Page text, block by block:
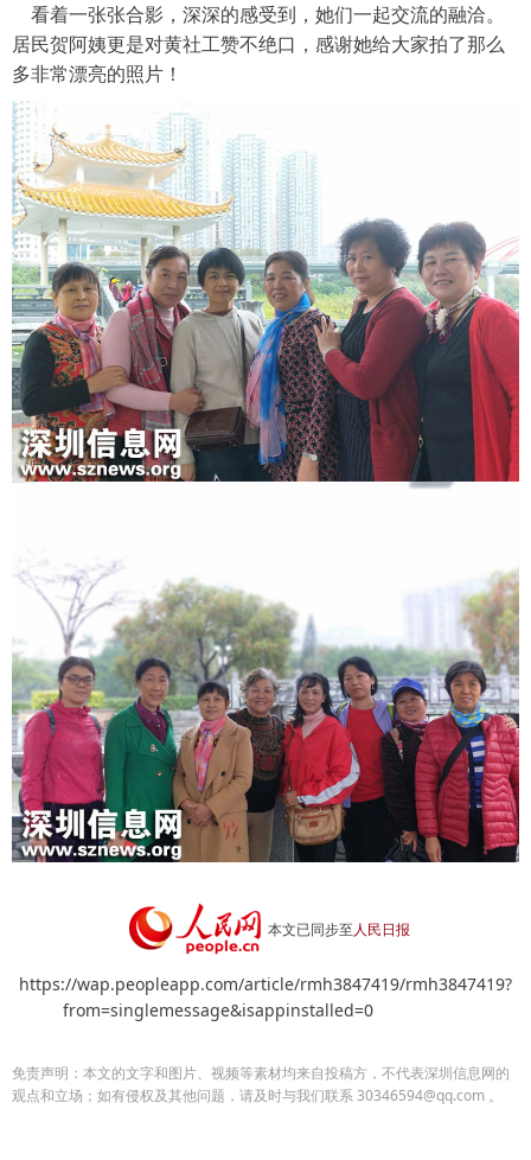
看着一张张合影，深深的感受到，她们一起交流的融洽。
居民贺阿姨更是对黄社工赞不绝口，感谢她给大家拍了那么
多非常漂亮的照片！
本文已同步至人民日报
https://wap.peopleapp.com/article/rmh3847419/rmh3847419?
from=singlemessage&isappinstalled=0
免责声明：本文的文字和图片、视频等素材均来自投稿方，不代表深圳信息网的
观点和立场；如有侵权及其他问题，请及时与我们联系 30346594@qq.com 。